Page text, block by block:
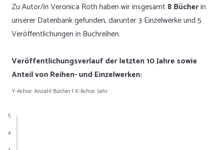
Zu Autor/in Veronica Roth haben wir insgesamt 8 Bücherin
unserer Datenbank gefunden, darunter 3 Einzelwerke und 5
Veröffentlichungen in Buchreihen.
Veröffentlichungsverlauf der letzten 10 Jahre sowie
Anteil von Reihen- und Einzelwerken:
Y-Achse: Anzahl Bücher | X-Achse: Jahr
4
5